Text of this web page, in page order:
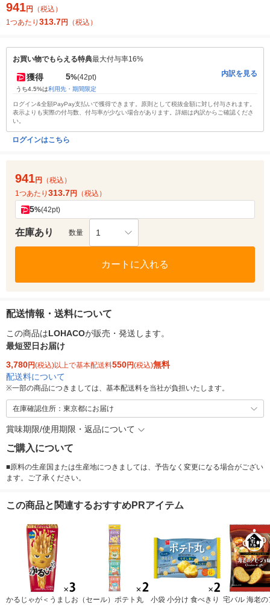
941円
（税込）
1つあたり 313.7円 （税込）
お買い物でもらえる特典最大付与率16%
獲得 5%(42pt)
うち4.5%は利用先・期間限定
内訳を見る
ログイン&全額PayPay支払いで獲得できます。原則として税抜金額に対し付与されます。
表示よりも実際の付与数、付与率が少ない場合があります。詳細は内訳からご確認くださ
い。
ログインはこちら
941円
（税込）
1つあたり 313.7円 （税込）
5%(42pt)
在庫あり 数量 1
カートに入れる
配送情報・送料について
この商品はLOHACOが販売・発送します。
最短翌日お届け
3,780円(税込)以上で基本配送料550円(税込)無料
配送料について
※一部の商品につきましては、基本配送料を当社が負担いたします。
在庫確認住所：東京都にお届け
賞味期限/使用期限・返品について
ご購入について
■原料の生産国または生産地につきましては、予告なく変更になる場合がござい
ます。ご了承ください。
この商品と関連するおすすめPRアイテム
かるじゃが＜うましお （セール）ポテト丸
小袋 小分け 食べきり
宅バル 海老の